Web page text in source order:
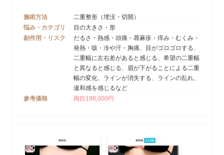
施術方法
二重整形（埋没・切開）
悩み・カテゴリ
目の大きさ・形
副作用・リスク
だるさ・熱感・頭痛・蕁麻疹・痒み・むくみ・
発熱・咳・冷や汗・胸痛、目がゴロゴロする、
二重幅に左右差があると感じる、希望の二重幅
と異なると感じる、眉が下がることによる二重
幅の変化、ラインが消失する、ラインの乱れ、
違和感を感じるなど
参考価格
両目198,000円